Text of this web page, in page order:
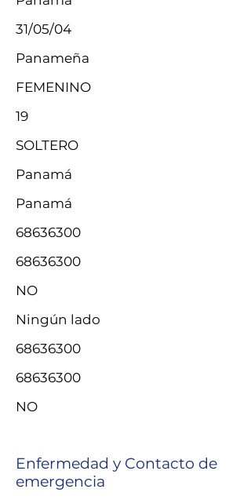
31/05/04
Panameña
FEMENINO
19
SOLTERO
Panamá
Panamá
68636300
68636300
NO
Ningún lado
68636300
68636300
NO
Enfermedad y Contacto de
emergencia